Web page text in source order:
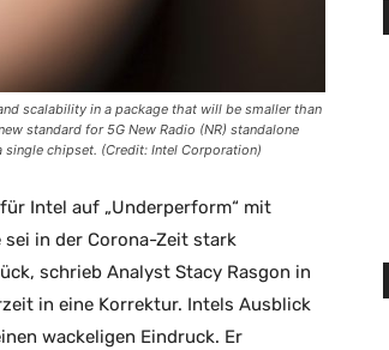
scalability in a package that will be smaller than
standard for 5G New Radio (NR) standalone
single chipset. (Credit: Intel Corporation)
Intel auf „Underperform“ mit
sei in der Corona-Zeit stark
schrieb Analyst Stacy Rasgon in
in eine Korrektur. Intels Ausblick
wackeligen Eindruck. Er